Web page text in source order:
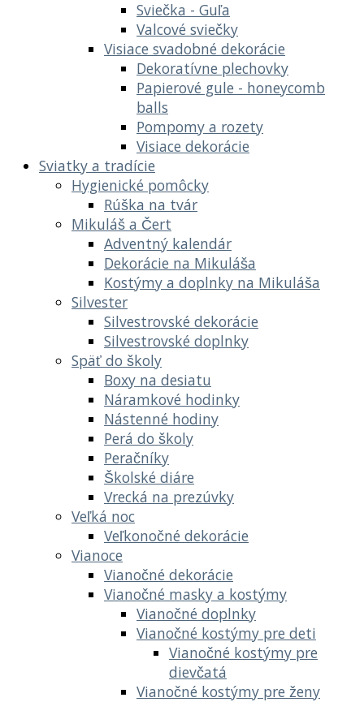
Sviečka - Guľa
Valcové sviečky
Visiace svadobné dekorácie
Dekoratívne plechovky
Papierové gule - honeycomb
balls
Pompomy a rozety
Visiace dekorácie
Sviatky a tradície
Hygienické pomôcky
Rúška na tvár
Mikuláš a Čert
Adventný kalendár
Dekorácie na Mikuláša
Kostýmy a doplnky na Mikuláša
Silvester
Silvestrovské dekorácie
Silvestrovské doplnky
Späť do školy
Boxy na desiatu
Náramkové hodinky
Nástenné hodiny
Perá do školy
Peračníky
Školské diáre
Vrecká na prezúvky
Veľká noc
Veľkonočné dekorácie
Vianoce
Vianočné dekorácie
Vianočné masky a kostýmy
Vianočné doplnky
Vianočné kostýmy pre deti
Vianočné kostýmy pre
dievčatá
Vianočné kostýmy pre ženy